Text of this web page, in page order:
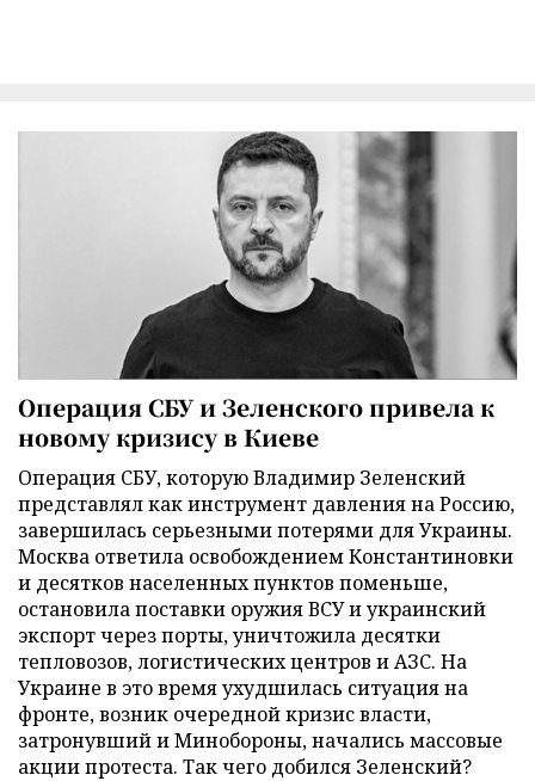
Операция СБУ и Зеленского привела к
новому кризису в Киеве
Операция СБУ, которую Владимир Зеленский
представлял как инструмент давления на Россию,
завершилась серьезными потерями для Украины.
Москва ответила освобождением Константиновки
и десятков населенных пунктов поменьше,
остановила поставки оружия ВСУ и украинский
экспорт через порты, уничтожила десятки
тепловозов, логистических центров и АЗС. На
Украине в это время ухудшилась ситуация на
фронте, возник очередной кризис власти,
затронувший и Минобороны, начались массовые
акции протеста. Так чего добился Зеленский?